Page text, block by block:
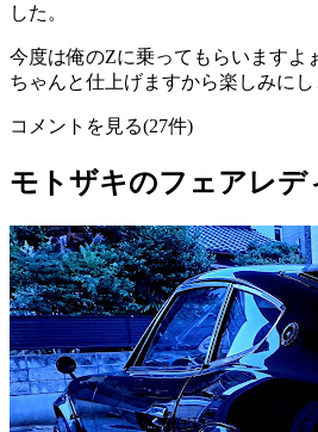
した。
今度は俺のZに乗ってもらいますよ
ちゃんと仕上げますから楽しみにし
コメントを見る(27件)
モトザキのフェアレデ